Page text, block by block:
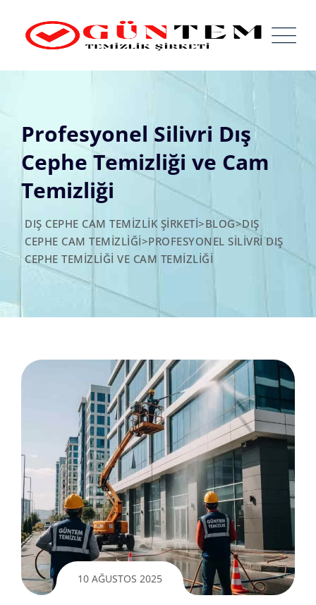
content
Profesyonel Silivri Dış
Cephe Temizliği ve Cam
Temizliği
DIŞ CEPHE CAM TEMIZLIK ŞIRKETI>BLOG>DIŞ
CEPHE CAM TEMIZLIĞI>PROFESYONEL SILIVRI DIŞ
CEPHE TEMIZLIĞI VE CAM TEMIZLIĞI
10 AĞUSTOS 2025